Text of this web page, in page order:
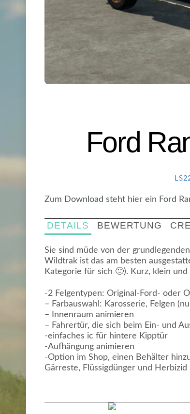
Ford
Zum Download steht hier ein Ford
DETAILS BEWERTUNG
Sie sind müde von der
Wildtrak ist das am besten
Kategorie für sich 🙂). Kurz, klein
-2 Felgentypen: Original-Ford- oder
– Farbauswahl: Karosserie, Felgen
– Innenraum animieren
– Fahrertür, die sich beim Ein- und
-einfaches ic für hintere Kipptür
-Aufhängung animieren
-Option im Shop, einen Behälter
Gärreste, Flüssigdünger und Herbizid